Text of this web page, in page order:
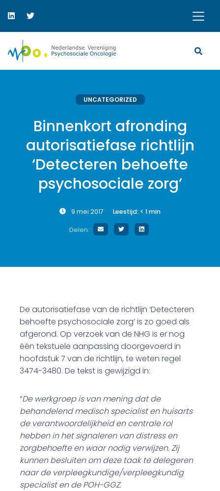
UNCATEGORIZED
Binnenkort afronding
autorisatiefase richtlijn
‘Detecteren behoefte
psychosociale zorg’
9 mei 2017 Leestijd: < 1min
Delen:
De autorisatiefase van de richtlijn ‘Detecteren
behoefte psychosociale zorg’ is zo goed als
afgerond. Op verzoek van de NHG is er nog
één tekstuele aanpassing doorgevoerd in
hoofdstuk 7 van de richtlijn, te weten regel
3474-3480. De tekst is gewijzigd in:
“De werkgroep is van mening dat de
behandelend medisch specialist en huisarts
de verantwoordelijkheid en centrale rol
hebben in het signaleren van distress en
zorgbehoefte en waar nodig verwijzen. Zij
kunnen besluiten om deze taak te delegeren
naar de verpleegkundige/verpleegkundig
specialist en de POH-GGZ.